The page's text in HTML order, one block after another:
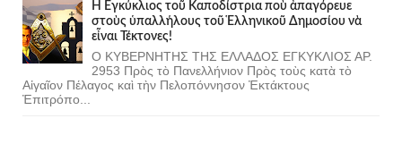
Ἡ Ἐγκύκλιος τοῦ Καποδίστρια ποὺ ἀπαγόρευε
στοὺς ὑπαλλήλους τοῦ Ἑλληνικοῦ Δημοσίου νὰ
εἶναι Τέκτονες!
Ο ΚΥΒΕΡΝΗΤΗΣ ΤΗΣ ΕΛΛΑΔΟΣ ΕΓΚΥΚΛΙΟΣ ΑΡ.
2953 Πρὸς τὸ Πανελλήνιον Πρὸς τοὺς κατὰ τὸ
Αἰγαῖον Πέλαγος καὶ τὴν Πελοπόννησον Ἐκτάκτους
Ἐπιτρόπο...